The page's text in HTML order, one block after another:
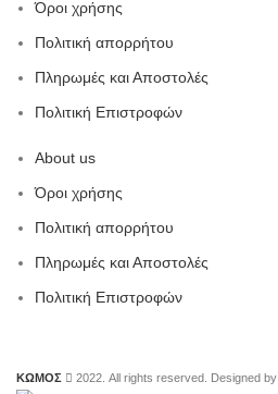
Όροι χρήσης
Πολιτική απορρήτου
Πληρωμές και Αποστολές
Πολιτική Επιστροφών
About us
Όροι χρήσης
Πολιτική απορρήτου
Πληρωμές και Αποστολές
Πολιτική Επιστροφών
ΚΩΜΟΣ 2022. All rights reserved. Designed by